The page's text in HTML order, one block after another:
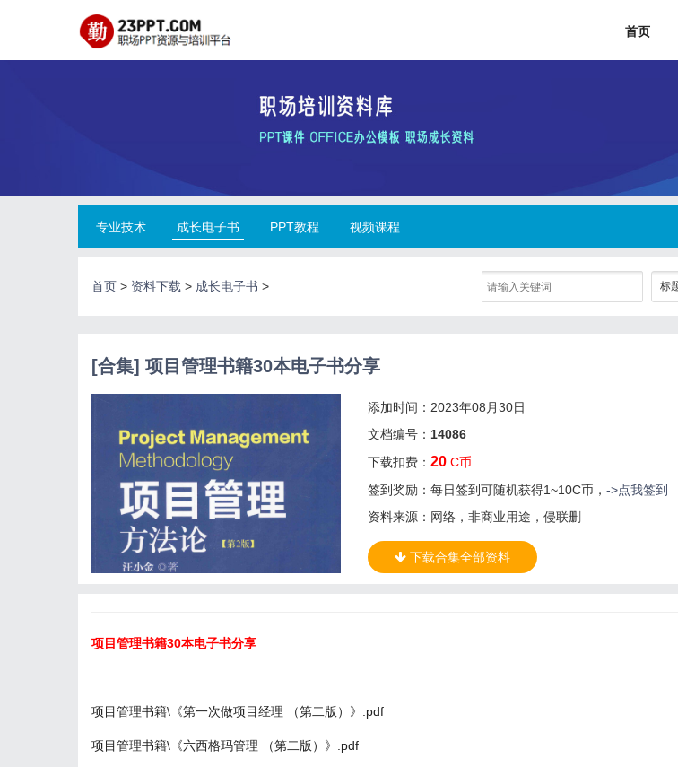
首页
专业技术 成长电子书 PPT教程 视频课程
首页 > 资料下载 > 成长电子书 >
[合集] 项目管理书籍30本电子书分享
添加时间：2023年08月30日
文档编号： 14086
下载扣费：20 C币
签到奖励：每日签到可随机获得1~10C币，->点我签到
资料来源：网络，非商业用途，侵联删
下载合集全部资料
项目管理书籍30本电子书分享
项目管理书籍\《第一次做项目经理 （第二版）》.pdf
项目管理书籍\《六西格玛管理 （第二版）》.pdf